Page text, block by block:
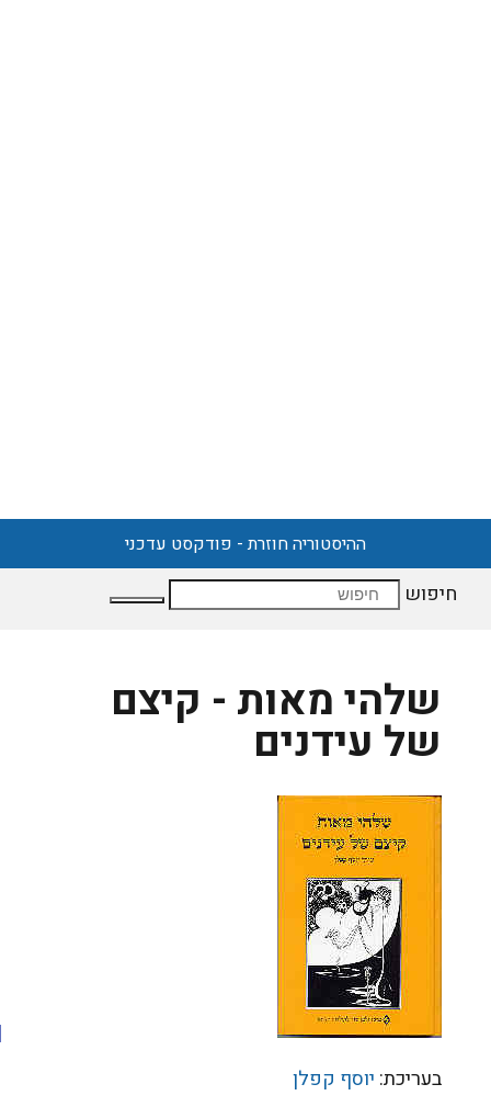
ההיסטוריה חוזרת - פודקסט עדכני
חיפוש
שלהי מאות - קיצם
של עידנים
בעריכת:יוסף קפלן